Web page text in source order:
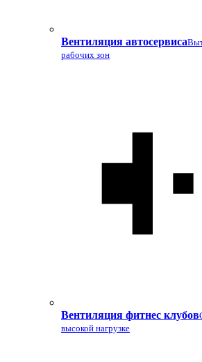
Вентиляция автосервиса
рабочих зон
Вентиляция фитнес клубов
высокой нагрузке